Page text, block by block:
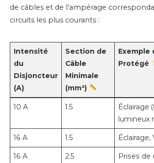
de câbles et de l’ampérage
circuits les plus courants :
Intensité
du
Disjoncteur
(A)
Section de
Câble
Minimale
(mm²)
Exemple
Protégé
10 A 1.5
Éclairage
lumineux
16 A 1.5
16 A 2.5
Prises de